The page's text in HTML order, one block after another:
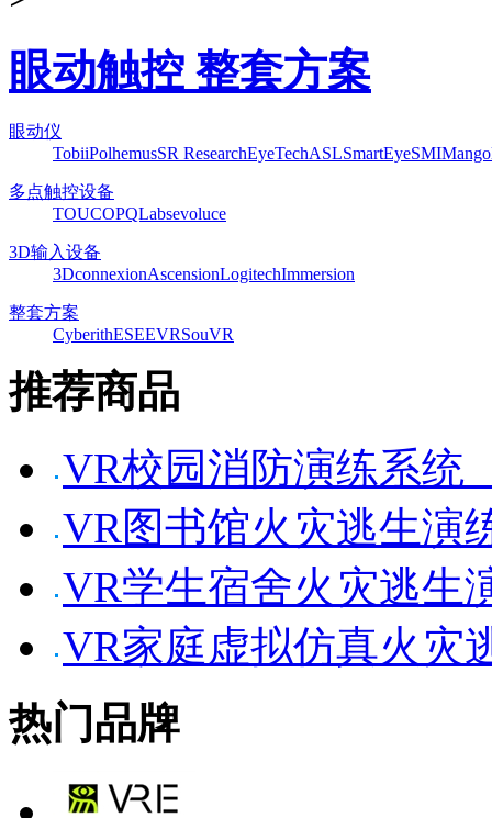
眼动触控 整套方案
眼动仪
TobiiPolhemusSR ResearchEyeTechASLSmartEyeSMI
多点触控设备
TOUCOPQLabsevoluce
3D输入设备
3DconnexionAscensionLogitechImmersion
整套方案
CyberithESEEVRSouVR
推荐商品
VR校园消防演练系统
VR图书馆火灾逃生演
VR学生宿舍火灾逃生
VR家庭虚拟仿真火灾
热门品牌